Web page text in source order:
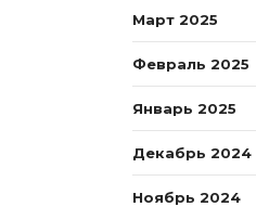
Март 2025
Февраль 2025
Январь 2025
Декабрь 2024
Ноябрь 2024